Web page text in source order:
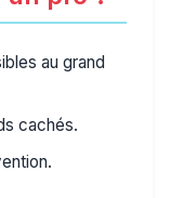
au grand
cachés.